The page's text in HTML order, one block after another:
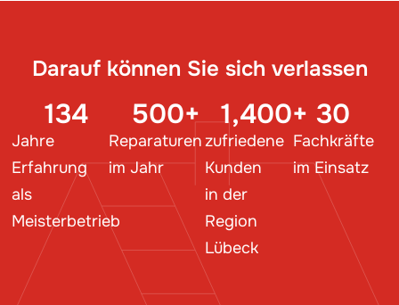
Darauf können Sie sich verlassen
Jahre
Erfahrung
als
Meisterbetrieb
134
Reparaturen
im Jahr
500+
zufriedene
Kunden
in der
Region
Lübeck
1,400+
Fachkräfte
im Einsatz
30